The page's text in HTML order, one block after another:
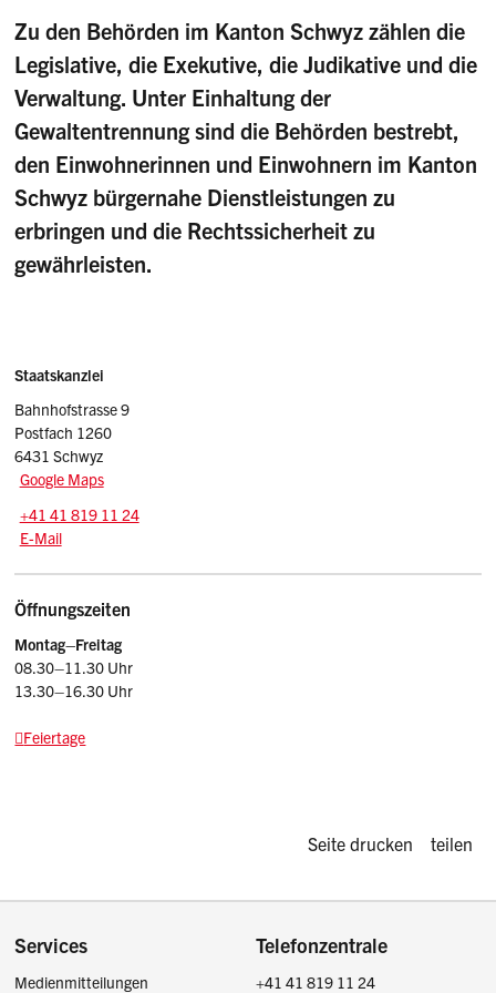
Zu den Behörden im Kanton Schwyz zählen die
Legislative, die Exekutive, die Judikative und die
Verwaltung. Unter Einhaltung der
Gewaltentrennung sind die Behörden bestrebt,
den Einwohnerinnen und Einwohnern im Kanton
Schwyz bürgernahe Dienstleistungen zu
erbringen und die Rechtssicherheit zu
gewährleisten.
Sidebar
Adresse
Staatskanzlei
Bahnhofstrasse 9
Postfach 1260
6431 Schwyz
Google Maps
Tel.:
+41 41 819 11 24
E-Mail: stk
E-Mail
Öffnungszeiten
Montag–Freitag
08.30–11.30 Uhr
13.30–16.30 Uhr
Feiertage
Diese Seite
Seite drucken teilen
Footer
Services
Medienmitteilungen
Telefonzentrale
+41 41 819 11 24